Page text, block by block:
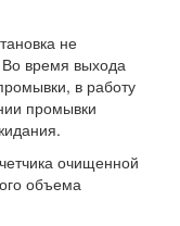
не
время выхода
в работу
промывки
очищенной
объема